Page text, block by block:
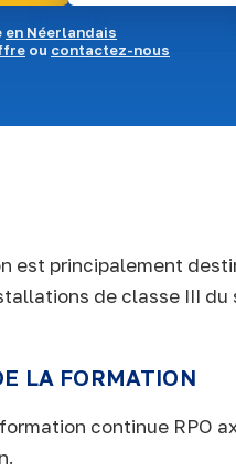
en Néerlandais
ou contactez-nous
est principalement
de classe III du
LA FORMATION
continue RPO